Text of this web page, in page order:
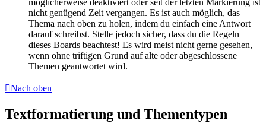
nicht genügend Zeit vergangen. Es ist auch möglich, das
Thema nach oben zu holen, indem du einfach eine Antwort
darauf schreibst. Stelle jedoch sicher, dass du die Regeln
dieses Boards beachtest! Es wird meist nicht gerne gesehen,
wenn ohne triftigen Grund auf alte oder abgeschlossene
Themen geantwortet wird.
Nach oben
Textformatierung und Thementypen